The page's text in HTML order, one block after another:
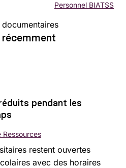
Personnel BIATSS
pendant les
restent ouvertes
avec des horaires
Ressources